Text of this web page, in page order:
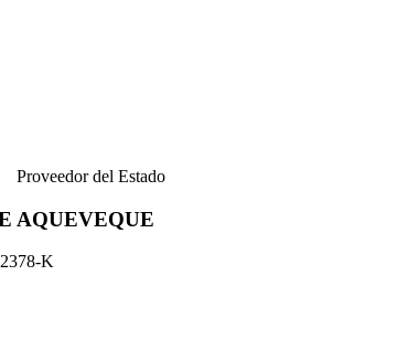
Proveedor del Estado
AQUEVEQUE
K